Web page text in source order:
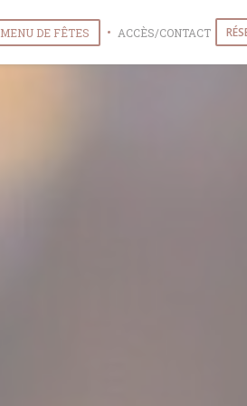
MENU DE FÊTES ((OUVRE UNE NOUVELLE
ACCÈS/CONTACT